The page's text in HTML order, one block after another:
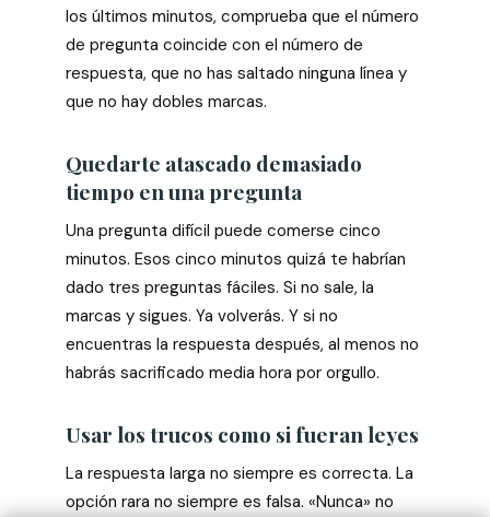
los últimos minutos, comprueba que el número
de pregunta coincide con el número de
respuesta, que no has saltado ninguna línea y
que no hay dobles marcas.
Quedarte atascado demasiado
tiempo en una pregunta
Una pregunta difícil puede comerse cinco
minutos. Esos cinco minutos quizá te habrían
dado tres preguntas fáciles. Si no sale, la
marcas y sigues. Ya volverás. Y si no
encuentras la respuesta después, al menos no
habrás sacrificado media hora por orgullo.
Usar los trucos como si fueran leyes
La respuesta larga no siempre es correcta. La
opción rara no siempre es falsa. «Nunca» no